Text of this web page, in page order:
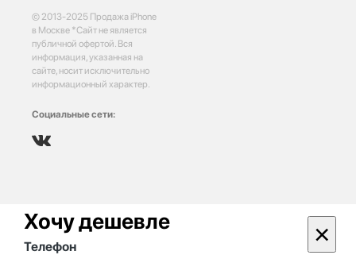
© 2013-2025 Продажа iPhone
в Москве *Сайт не является
публичной офертой. Вся
информация, указанная на
сайте, носит исключительно
информационный характер.
Социальные сети:
Хочу дешевле ×
Телефон